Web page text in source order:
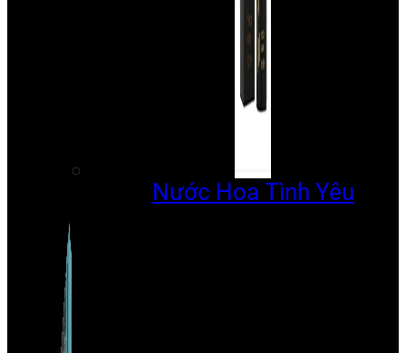
Nước Hoa Tình Yêu